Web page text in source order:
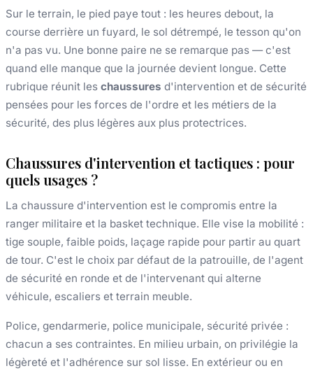
Sur le terrain, le pied paye tout : les heures debout, la
course derrière un fuyard, le sol détrempé, le tesson qu'on
n'a pas vu. Une bonne paire ne se remarque pas — c'est
quand elle manque que la journée devient longue. Cette
rubrique réunit les chaussures d'intervention et de sécurité
pensées pour les forces de l'ordre et les métiers de la
sécurité, des plus légères aux plus protectrices.
Chaussures d'intervention et tactiques : pour
quels usages ?
La chaussure d'intervention est le compromis entre la
ranger militaire et la basket technique. Elle vise la mobilité :
tige souple, faible poids, laçage rapide pour partir au quart
de tour. C'est le choix par défaut de la patrouille, de l'agent
de sécurité en ronde et de l'intervenant qui alterne
véhicule, escaliers et terrain meuble.
Police, gendarmerie, police municipale, sécurité privée :
chacun a ses contraintes. En milieu urbain, on privilégie la
légèreté et l'adhérence sur sol lisse. En extérieur ou en